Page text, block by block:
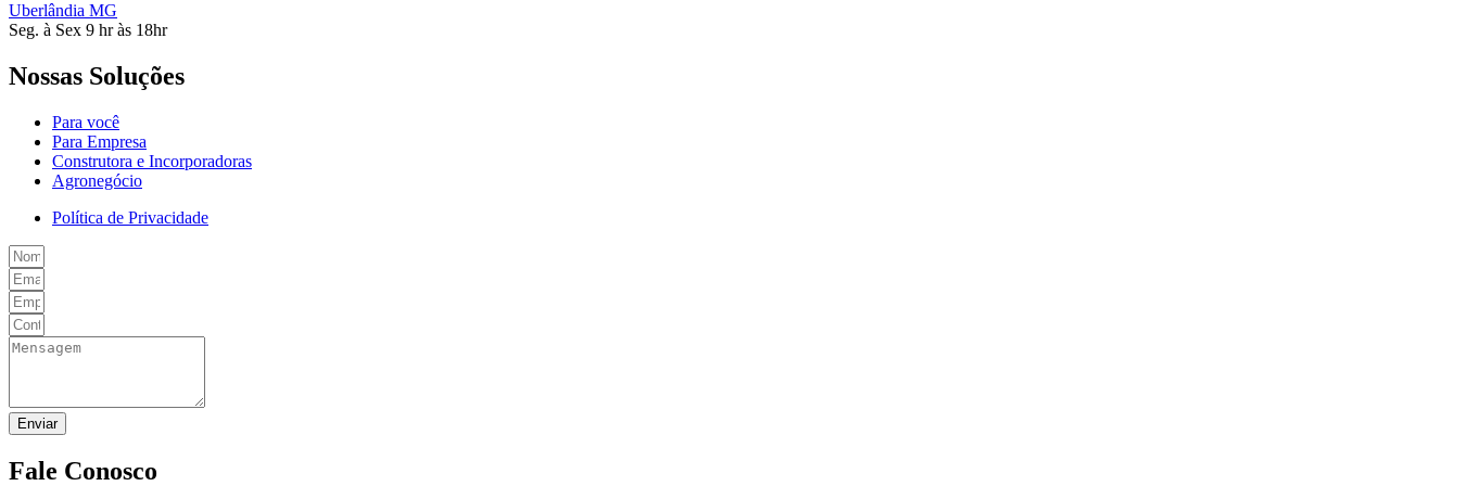
Uberlândia MG
Seg. à Sex 9 hr às 18hr
Nossas Soluções
Para você
Para Empresa
Construtora e Incorporadoras
Agronegócio
Política de Privacidade
Enviar
Fale Conosco